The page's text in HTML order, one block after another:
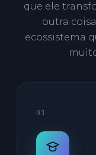
que ele
outra
ecossistema
01